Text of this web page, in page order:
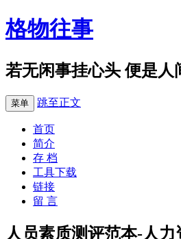
格物往事
若无闲事挂心头 便是人
菜单 跳至正文
首页
简介
存 档
工具下载
链接
留 言
人员素质测评范本-人力